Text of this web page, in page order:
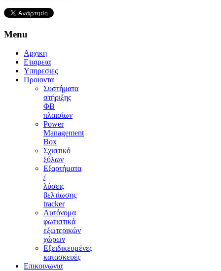
Menu
Αρχικη
Εταιρεια
Υπηρεσιες
Προιοντα
Συστήματα
στήριξης
ΦΒ
πλαισίων
Power
Management
Box
Σχιστικό
ξύλων
Εξαρτήματα
/
λύσεις
βελτίωσης
tracker
Aυτόνομα
φωτιστικά
εξωτερικών
χώρων
Εξειδικευμένες
κατασκευές
Επικοινωνια